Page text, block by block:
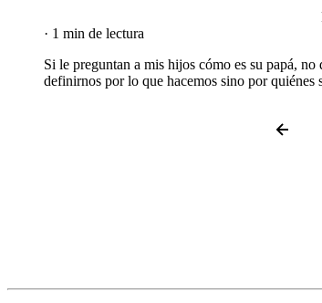
· 1 min de lectura
Si le preguntan a mis hijos cómo es su papá,
definirnos por lo que hacemos sino por